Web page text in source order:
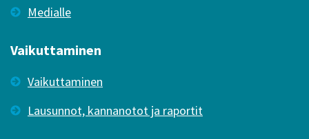
Medialle
Vaikuttaminen
Vaikuttaminen
Lausunnot, kannanotot ja raportit